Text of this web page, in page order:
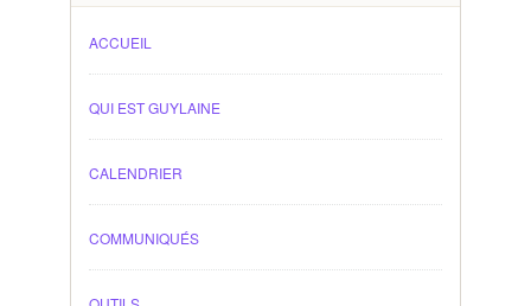
ACCUEIL
QUI EST GUYLAINE
CALENDRIER
COMMUNIQUÉS